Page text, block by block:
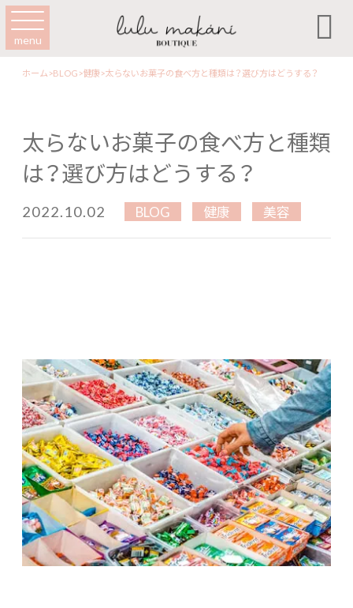
menu 
ホーム>BLOG>健康>太らないお菓子の食べ方と種類は？選び方はどうする？
太らないお菓子の食べ方と種類
は？選び方はどうする？
2022.10.02 BLOG 健康 美容